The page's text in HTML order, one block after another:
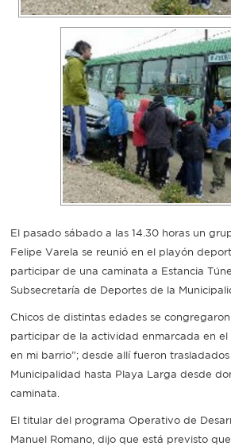
Recarga
SUBE
El pasado sábado a las 14.30 horas un
Felipe Varela se reunió en el playón
participar de una caminata a Estancia
Subsecretaría de Deportes de la
Chicos de distintas edades se
participar de la actividad enmarcada en el
en mi barrio”; desde allí fueron
Municipalidad hasta Playa Larga desde
caminata.
El titular del programa Operativo de
Manuel Romano, dijo que está previsto